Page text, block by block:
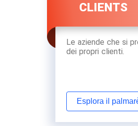
CLIENTS
Le aziende che si
dei propri clienti.
Esplora il